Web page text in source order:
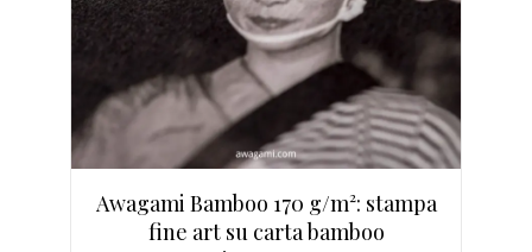
Awagami Bamboo 170 g/m²: stampa
fine art su carta bamboo